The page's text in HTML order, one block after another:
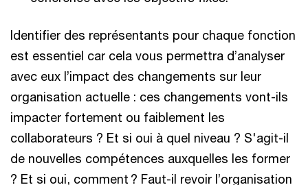
Identifier des représentants pour chaque fonction
est essentiel car cela vous permettra d’analyser
avec eux l’impact des changements sur leur
organisation actuelle : ces changements vont-ils
impacter fortement ou faiblement les
collaborateurs ? Et si oui à quel niveau ? S'agit-il
de nouvelles compétences auxquelles les former
? Et si oui, comment ? Faut-il revoir l’organisation